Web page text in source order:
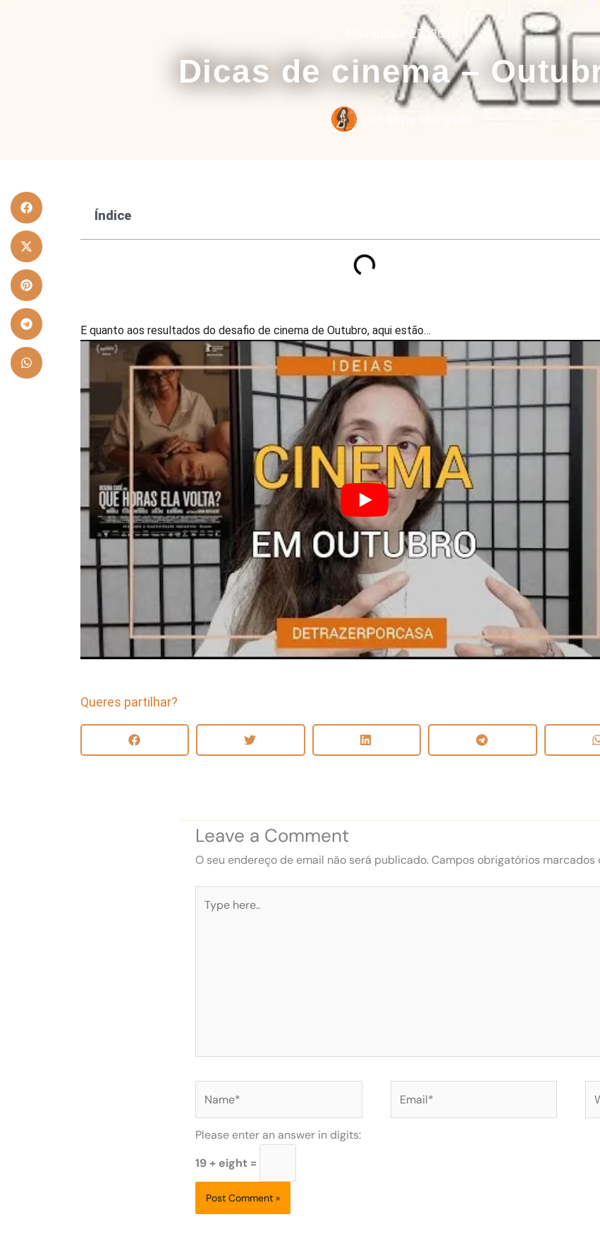
Novembro 27, 2016
Dicas de cinema –
Índice
E quanto aos resultados do desafio de cinema de Outubro, aqui estão…
Queres partilhar?
Leave a Comment
O seu endereço de email não será publicado.Campos obrigatórios marcados
here..
Please enter an answer in digits:
19 + eight =